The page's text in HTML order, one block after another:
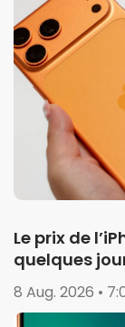
Le prix de
quelques
8 Aug. 2026 •